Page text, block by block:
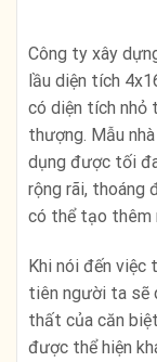
Công ty xây
lầu diện tích
có diện tích nhỏ
thượng. Mẫu
dụng được tối
rộng rãi, thoáng
có thể tạo thêm
Khi nói đến việc
tiên người ta sẽ
thất của căn
được thể hiện